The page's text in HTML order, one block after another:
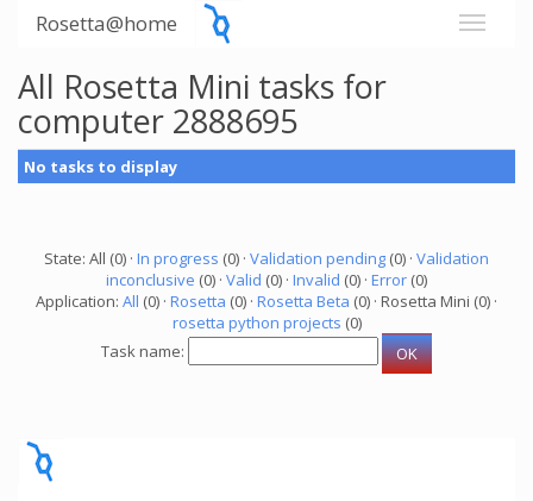
Rosetta@home
All Rosetta Mini tasks for
computer 2888695
No tasks to display
State: All (0) · In progress (0) · Validation pending (0) · Validation
inconclusive (0) · Valid (0) · Invalid (0) · Error (0)
Application: All (0) · Rosetta (0) · Rosetta Beta (0) · Rosetta Mini (0) ·
rosetta python projects (0)
Task name: